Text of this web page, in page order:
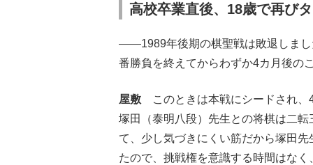
高校卒業直後、18歳で再び
――1989年後期の棋聖戦は敗退しまし
番勝負を終えてからわずか4カ月後の
屋敷
このときは本戦にシードされ
塚田（泰明八段）先生との将棋は二
て、少し気づきにくい筋だから塚田
たので、挑戦権を意識する時間はな